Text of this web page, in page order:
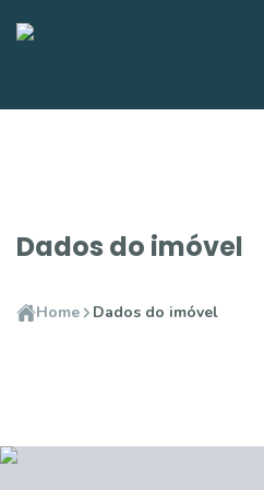
Dados do imóvel
Home Dados do imóvel